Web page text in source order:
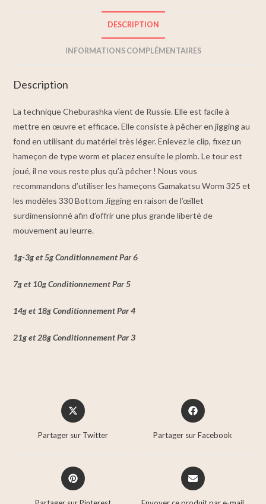
DESCRIPTION
INFORMATIONS COMPLÉMENTAIRES
Description
La technique Cheburashka vient de Russie. Elle est facile à
mettre en œuvre et efficace. Elle consiste à pêcher en jigging au
fond en utilisant du matériel très léger. Enlevez le clip, fixez un
hameçon de type worm et placez ensuite le plomb. Le tour est
joué, il ne vous reste plus qu’à pêcher ! Nous vous
recommandons d’utiliser les hameçons Gamakatsu Worm 325 et
les modèles 330 Bottom Jigging en raison de l’œillet
surdimensionné afin d’offrir une plus grande liberté de
mouvement au leurre.
1g-3g et 5g Conditionnement Par 6
7g et 10g Conditionnement Par 5
14g et 18g Conditionnement Par 4
21g et 28g Conditionnement Par 3
Partager sur Twitter Partager sur Facebook